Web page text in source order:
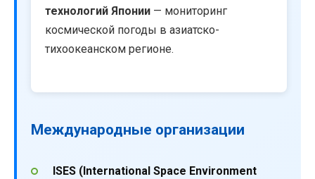
технологий Японии — мониторинг
космической погоды в азиатско-
тихоокеанском регионе.
Международные организации
ISES (International Space Environment